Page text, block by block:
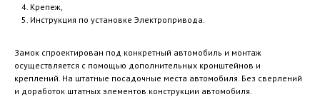
Крепеж,
Инструкция по установке Электропривода.
Замок спроектирован под конкретный автомобиль и монтаж
осуществляется с помощью дополнительных кронштейнов и
креплений. На штатные посадочные места автомобиля. Без сверлений
и доработок штатных элементов конструкции автомобиля.